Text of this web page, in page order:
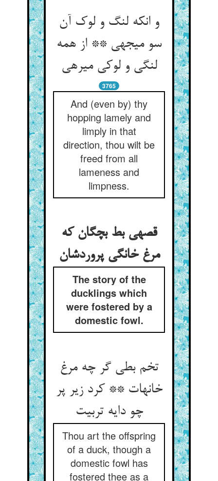
و انکه لنگ و لوک آن
سو می‏جهی ** از همه
لنگی و لوکی می‏رهی‏
3765
And (even by) thy
hopping lamely and
limply in that
direction, thou wilt be
freed from all
lameness and
limpness.
قصه‏ی بط بچگان که
مرغ خانگی پروردشان‏
The story of the
ducklings which
were fostered by a
domestic fowl.
تخم بطی گر چه مرغ
خانه‏ات ** کرد زیر پر
چو دایه تربیت‏
Thou art the offspring
of a duck, though a
domestic fowl has
fostered thee as a